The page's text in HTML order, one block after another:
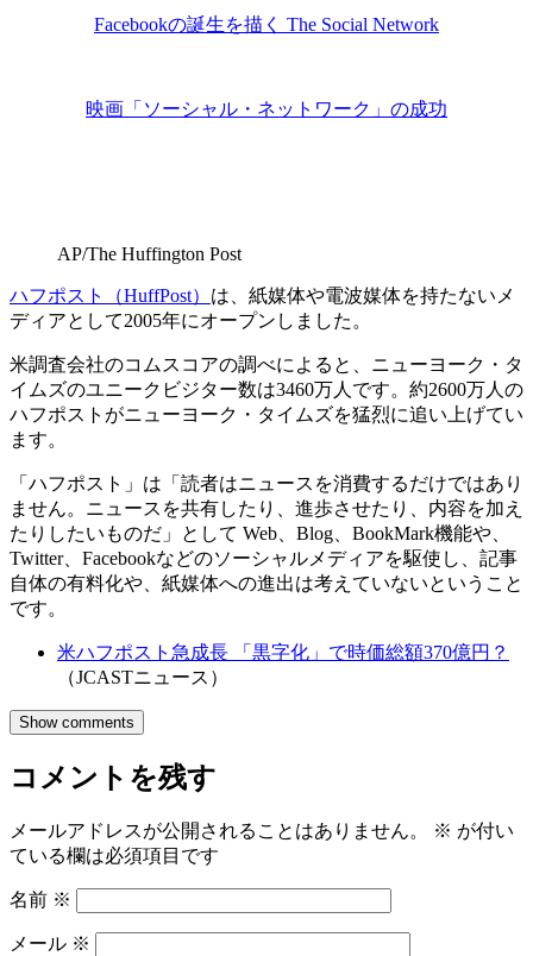
Facebookの誕生を描く The Social Network
映画「ソーシャル・ネットワーク」の成功
AP/The Huffington Post
ハフポスト（HuffPost） は、紙媒体や電波媒体を持たないメ
ディアとして2005年にオープンしました。
米調査会社のコムスコアの調べによると、ニューヨーク・タ
イムズのユニークビジター数は3460万人です。約2600万人の
ハフポストがニューヨーク・タイムズを猛烈に追い上げてい
ます。
「ハフポスト」は「読者はニュースを消費するだけではあり
ません。ニュースを共有したり、進歩させたり、内容を加え
たりしたいものだ」として Web、Blog、BookMark機能や、
Twitter、Facebookなどのソーシャルメディアを駆使し、記事
自体の有料化や、紙媒体への進出は考えていないということ
です。
米ハフポスト急成長 「黒字化」で時価総額370億円？
（JCASTニュース）
Show comments
コメントを残す
メールアドレスが公開されることはありません。 ※ が付い
ている欄は必須項目です
名前 ※
メール ※